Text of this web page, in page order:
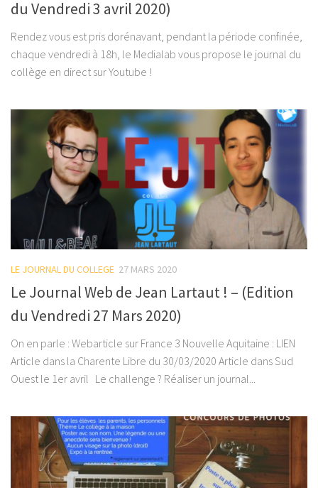
du Vendredi 3 avril 2020)
Rendez vous est pris dorénavant, pendant la période confinée,
chaque vendredi à 18h, le Medialab vous propose le journal du
collège en direct sur Youtube !
LE JOURNAL DU COLLEGE 27 MARS 2020
Le Journal Web de Jean Lartaut ! – (Edition
du Vendredi 27 Mars 2020)
On en parle : Webarticle sur France 3 Nouvelle Aquitaine : LIEN
Article dans la Charente Libre du 30/03/2020 Article dans Sud
Ouest le 1er avril Le challenge ? Réaliser un journal...